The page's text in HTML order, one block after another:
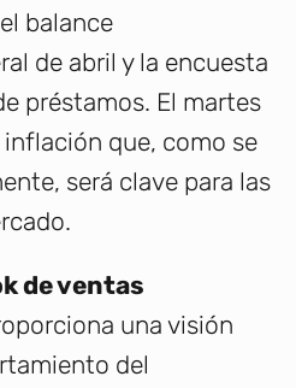
balance
de abril y la encuesta
préstamos. El martes
que, como se
será clave para las
de ventas
una visión
del